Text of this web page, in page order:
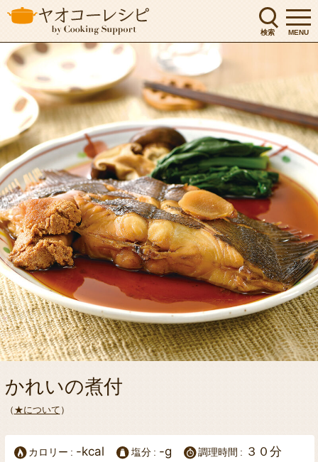
検索 MENU
かれいの煮付
（ ★について ）
カロリー -kcal 塩分 -g 調理時間 ３０分